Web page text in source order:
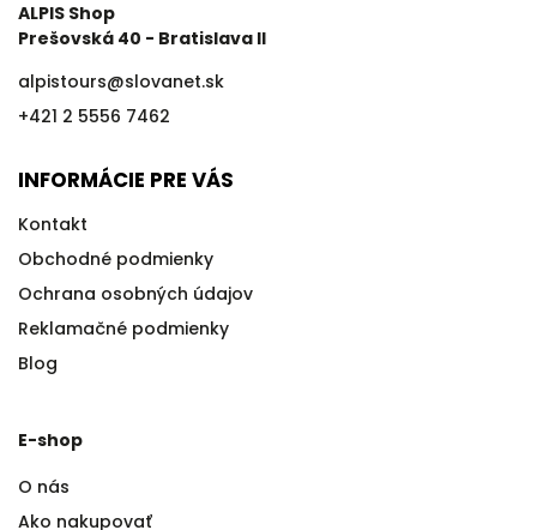
ALPIS Shop
Prešovská 40 - Bratislava II
alpistours@slovanet.sk
+421 2 5556 7462
INFORMÁCIE PRE VÁS
Kontakt
Obchodné podmienky
Ochrana osobných údajov
Reklamačné podmienky
Blog
E-shop
O nás
Ako nakupovať